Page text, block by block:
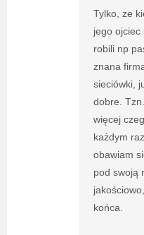
Tylko, ze
jego ojciec
robili np
znana
sieciówki,
dobre.
więcej
każdym
obawiam
pod swoją
końca.